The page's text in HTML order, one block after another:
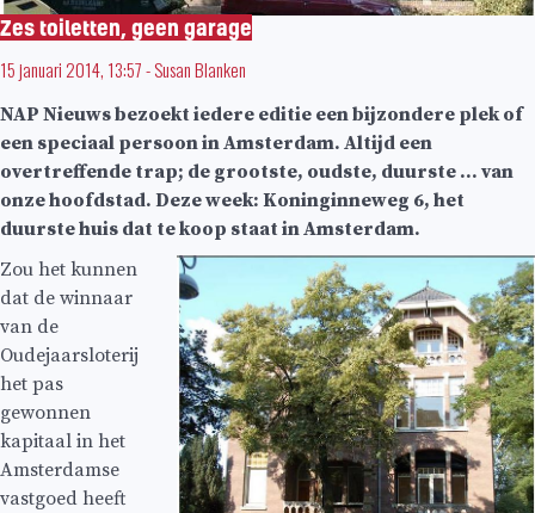
Zes toiletten, geen garage
15 januari 2014, 13:57-Susan Blanken
NAP Nieuws bezoekt iedere editie een bijzondere plek of
een speciaal persoon in Amsterdam. Altijd een
overtreffende trap; de grootste, oudste, duurste … van
onze hoofdstad. Deze week: Koninginneweg 6, het
duurste huis dat te koop staat in Amsterdam.
Zou het kunnen
dat de winnaar
van de
Oudejaarsloterij
het pas
gewonnen
kapitaal in het
Amsterdamse
vastgoed heeft